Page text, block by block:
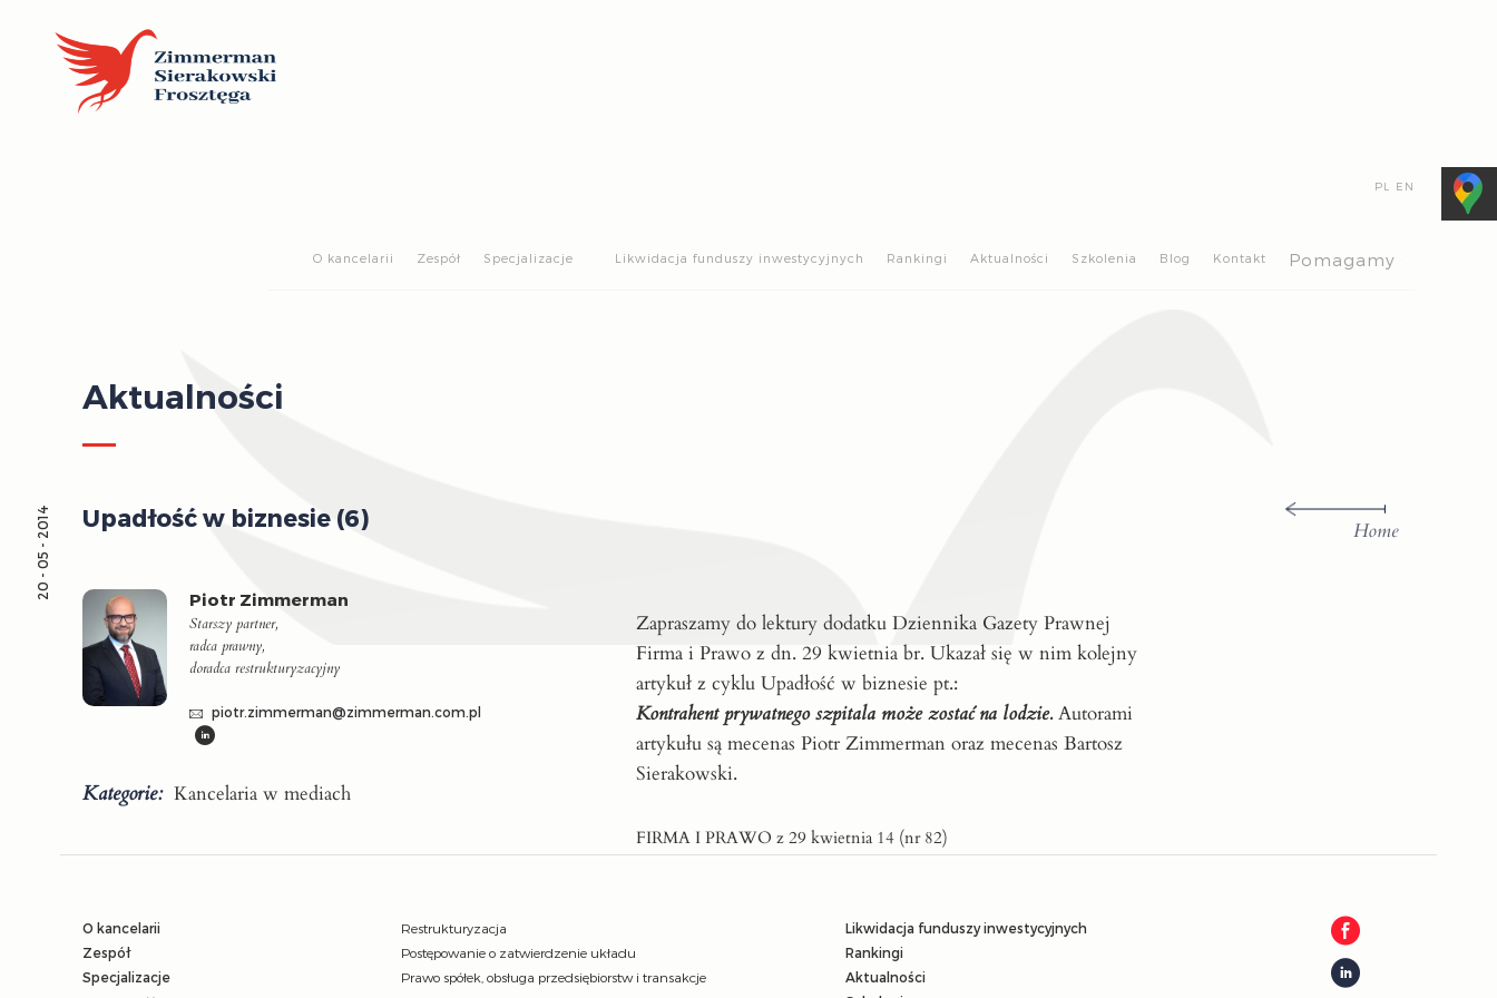
PL EN
O kancelarii Zespół Specjalizacje Likwidacja funduszy inwestycyjnych Rankingi Aktualności Szkolenia Blog Kontakt Pomagamy
Aktualności
Home
Upadłość w biznesie (6)
20 - 05 - 2014
Piotr Zimmerman
Starszy partner,
radca prawny,
doradca restrukturyzacyjny
piotr.zimmerman@zimmerman.com.pl
Kategorie: Kancelaria w mediach
Zapraszamy do lektury dodatku Dziennika Gazety Prawnej
Firma i Prawo z dn. 29 kwietnia br. Ukazał się w nim kolejny
artykuł z cyklu Upadłość w biznesie pt.:
Kontrahent prywatnego szpitala może zostać na lodzie.Autorami
artykułu są mecenas Piotr Zimmerman oraz mecenas Bartosz
Sierakowski.
FIRMA I PRAWO z 29 kwietnia 14 (nr 82)
O kancelarii
Zespół
Specjalizacje
Restrukturyzacja
Postępowanie o zatwierdzenie układu
Prawo spółek, obsługa przedsiębiorstw i transakcje
Likwidacja funduszy inwestycyjnych
Rankingi
Aktualności